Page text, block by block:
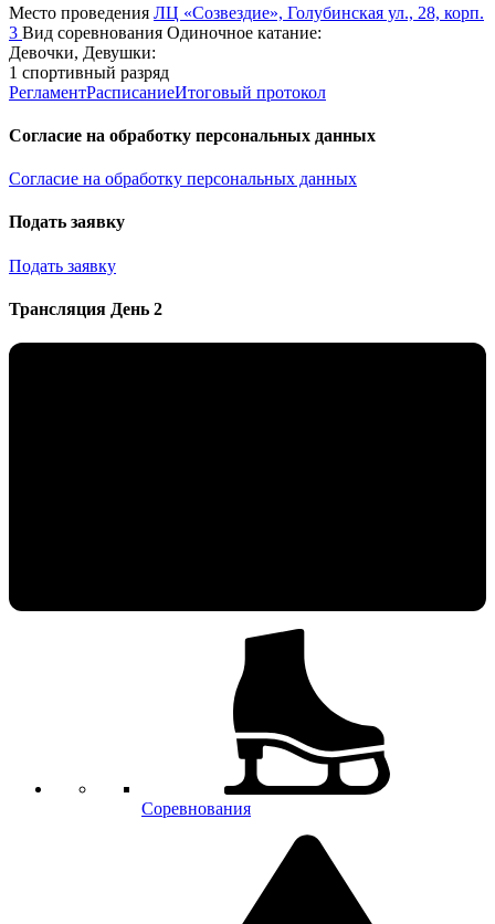
Место проведения ЛЦ «Созвездие», Голубинская ул., 28, корп.
3 Вид соревнования Одиночное катание:
Девочки, Девушки:
1 спортивный разряд
РегламентРасписаниеИтоговый протокол
Согласие на обработку персональных данных
Согласие на обработку персональных данных
Подать заявку
Подать заявку
Трансляция День 2
Соревнования